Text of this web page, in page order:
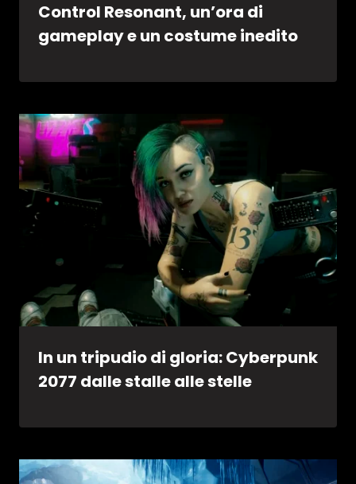
Control Resonant, un’ora di
gameplay e un costume inedito
In un tripudio di gloria: Cyberpunk
2077 dalle stalle alle stelle